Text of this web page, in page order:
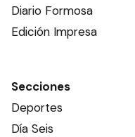
Diario Formosa
Edición Impresa
Secciones
Deportes
Día Seis